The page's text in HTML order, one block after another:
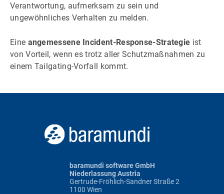
Verantwortung, aufmerksam zu sein und
ungewöhnliches Verhalten zu melden.
Eine angemessene Incident-Response-Strategie ist
von Vorteil, wenn es trotz aller Schutzmaßnahmen zu
einem Tailgating-Vorfall kommt.
baramundi software GmbH
Niederlassung Austria
Gertrude-Fröhlich-Sandner Straße 2
1100 Wien